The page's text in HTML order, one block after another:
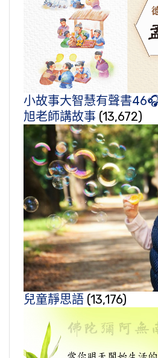
小故事大智慧有聲書
旭老師講故事 (13,672)
兒童靜思語 (13,176)